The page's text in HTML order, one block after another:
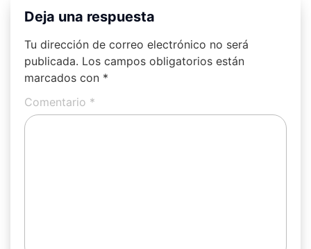
Deja una respuesta
Tu dirección de correo electrónico no será
publicada. Los campos obligatorios están
marcados con *
Comentario *